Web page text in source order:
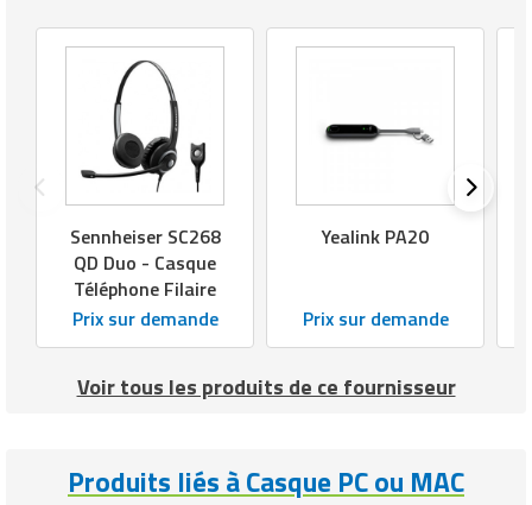
Sennheiser SC268
QD Duo - Casque
Téléphone Filaire
Prix sur demande
Yealink PA20
Prix sur demande
Voir tous les produits de ce fournisseur
Produits liés à Casque PC ou MAC